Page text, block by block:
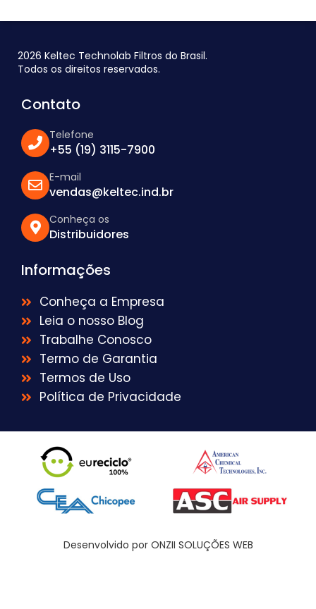
2026 Keltec Technolab Filtros do Brasil.
Todos os direitos reservados.
Contato
Telefone
+55 (19) 3115-7900
E-mail
vendas@keltec.ind.br
Conheça os
Distribuidores
Informações
Conheça a Empresa
Leia o nosso Blog
Trabalhe Conosco
Termo de Garantia
Termos de Uso
Política de Privacidade
Desenvolvido por ONZII SOLUÇÕES WEB